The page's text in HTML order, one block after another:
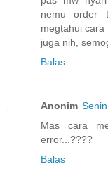
nemu order
megtahui
juga nih,
Balas
Anonim
Mas cara
error...????
Balas